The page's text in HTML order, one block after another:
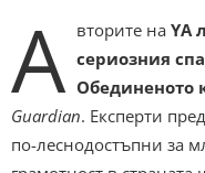
А вторите на YA
сериозния
Обединеното
Guardian. Експерти
по-леснодостъпни за